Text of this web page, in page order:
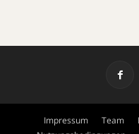
Impressum Team